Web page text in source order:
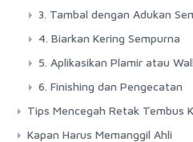
3. Tambal dengan Adukan
4. Biarkan Kering Sempurna
5. Aplikasikan Plamir atau
6. Finishing dan Pengecatan
Tips Mencegah Retak Tembus
Kapan Harus Memanggil Ahli